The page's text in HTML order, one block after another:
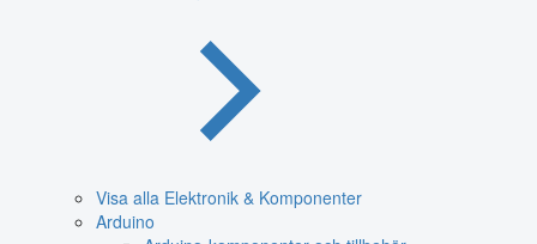
Visa alla Elektronik & Komponenter
Arduino